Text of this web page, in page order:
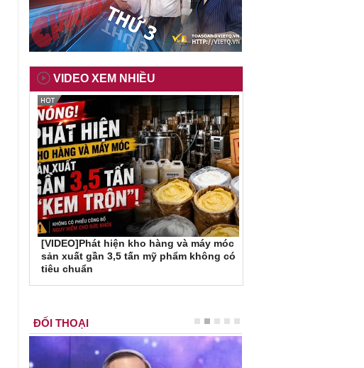
VIDEO XEM NHIỀU
[VIDEO]Phát hiện kho hàng và máy móc
sản xuất gần 3,5 tấn mỹ phẩm không có
tiêu chuẩn
ĐỐI THOẠI